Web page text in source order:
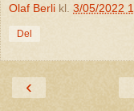
Olaf Berli kl. 3/05/2022
Del
‹